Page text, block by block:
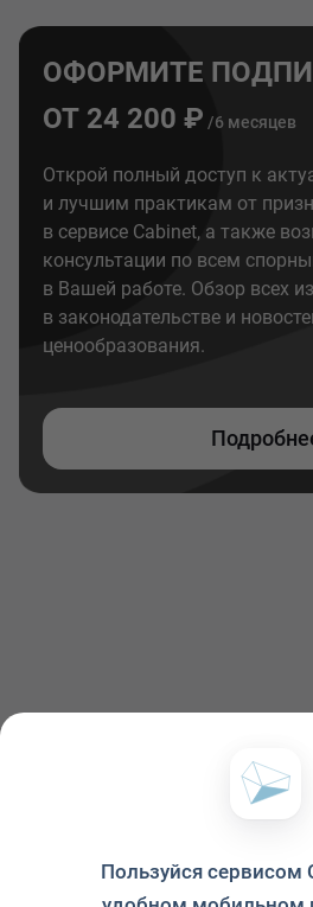
ОФОРМИТЕ
ОТ 24 200 ₽ /6 месяцев
Открой полный доступ к
и лучшим практикам от
в сервисе Cabinet, а также
консультации по всем
в Вашей работе. Обзор всех
в законодательстве и
ценообразования.
Пользуйся сервисом